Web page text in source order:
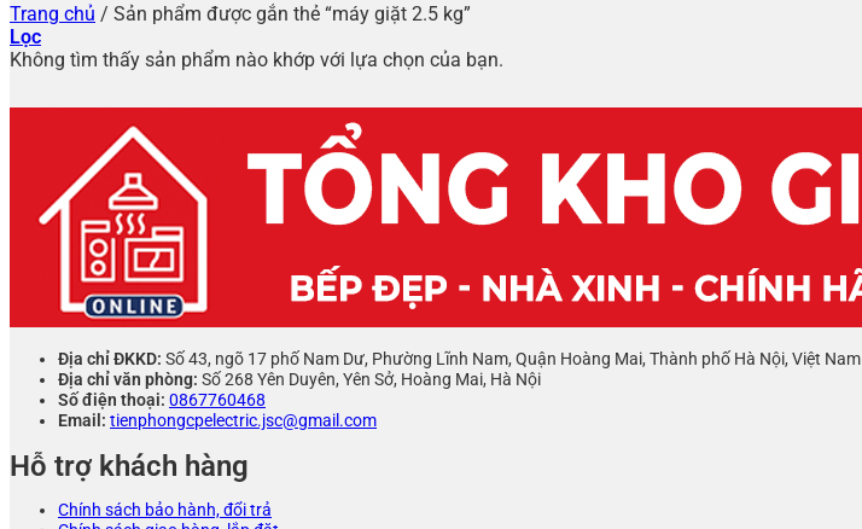
Trang chủ / Sản phẩm được gắn thẻ “máy giặt 2.5 kg”
Lọc
Không tìm thấy sản phẩm nào khớp với lựa chọn của bạn.
Địa chỉ ĐKKD: Số 43, ngõ 17 phố Nam Dư, Phường Lĩnh Nam, Quận Hoàng Mai, Thành phố Hà Nội, Việt Nam
Địa chỉ văn phòng: Số 268 Yên Duyên, Yên Sở, Hoàng Mai, Hà Nội
Số điện thoại: 0867760468
Email: tienphongcpelectric.jsc@gmail.com
Hỗ trợ khách hàng
Chính sách bảo hành, đổi trả